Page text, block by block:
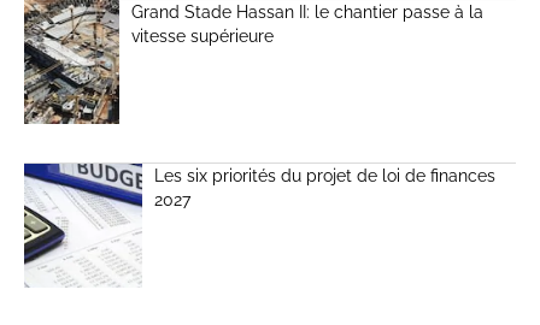
Grand Stade Hassan II: le chantier passe à la
vitesse supérieure
Les six priorités du projet de loi de finances
2027